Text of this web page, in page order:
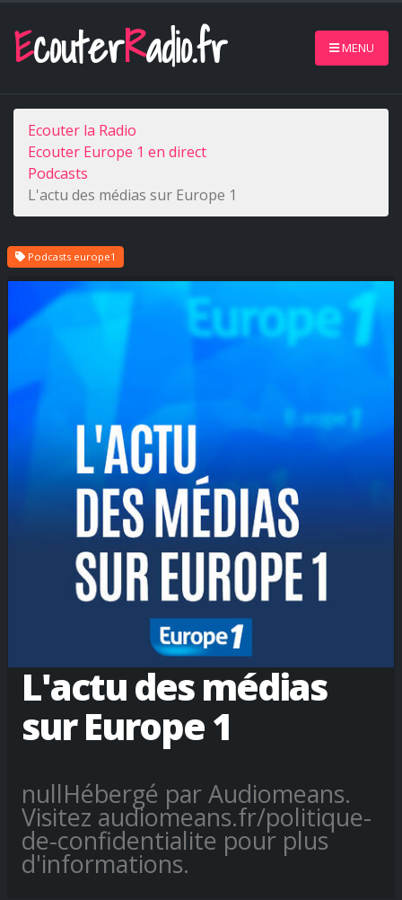
EcouterRadio.fr MENU
Ecouter la Radio
Ecouter Europe 1 en direct
Podcasts
L'actu des médias sur Europe 1
Podcasts europe1
L'actu des médias
sur Europe 1
nullHébergé par Audiomeans.
Visitez audiomeans.fr/politique-
de-confidentialite pour plus
d'informations.